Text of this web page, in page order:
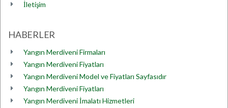
İletişim
HABERLER
Yangın Merdiveni Firmaları
Yangın Merdiveni Fiyatları
Yangın Merdiveni Model ve Fiyatları Sayfasıdır
Yangın Merdiveni Fiyatları
Yangın Merdiveni İmalatı Hizmetleri